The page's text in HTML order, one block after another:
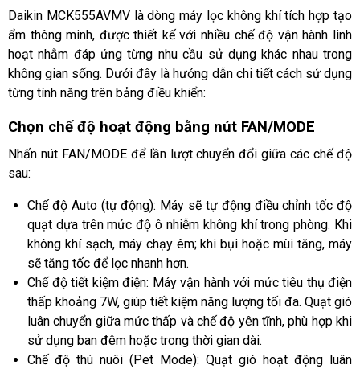
Daikin MCK555AVMV là dòng máy lọc không khí tích hợp tạo
ẩm thông minh, được thiết kế với nhiều chế độ vận hành linh
hoạt nhằm đáp ứng từng nhu cầu sử dụng khác nhau trong
không gian sống. Dưới đây là hướng dẫn chi tiết cách sử dụng
từng tính năng trên bảng điều khiển:
Chọn chế độ hoạt động bằng nút FAN/MODE
Nhấn nút FAN/MODE để lần lượt chuyển đổi giữa các chế độ
sau:
Chế độ Auto (tự động): Máy sẽ tự động điều chỉnh tốc độ
quạt dựa trên mức độ ô nhiễm không khí trong phòng. Khi
không khí sạch, máy chạy êm; khi bụi hoặc mùi tăng, máy
sẽ tăng tốc để lọc nhanh hơn.
Chế độ tiết kiệm điện: Máy vận hành với mức tiêu thụ điện
thấp khoảng 7W, giúp tiết kiệm năng lượng tối đa. Quạt gió
luân chuyển giữa mức thấp và chế độ yên tĩnh, phù hợp khi
sử dụng ban đêm hoặc trong thời gian dài.
Chế độ thú nuôi (Pet Mode): Quạt gió hoạt động luân